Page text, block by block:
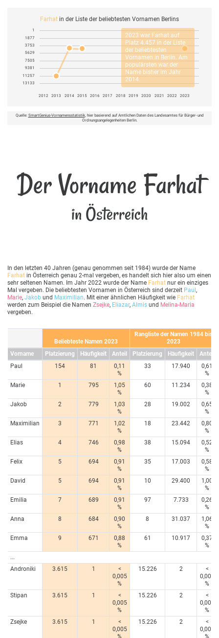
Farhat in der Liste der beliebtesten Vornamen Berlins
2023 war Farhatauf
Platz 4.457 in der Liste
der beliebtesten
Vornamen in Berlin. Am
populärsten war der
Name bisher im Jahr
2014.
1
1877
3753
5629
7505
9381
11257
13133
2012 2013 2014 2015 2016 2017 2018 2019 2020 2021 2022 2023
Quelle: SmartGenius-Vornamensstatistik, hier basierend auf Amtlichen Daten des Landesamtes für Bürger- und
Ordnungsangelegenheiten Berlin.
Der Vorname Farhat
in Österreich
In den letzten 40 Jahren (genau genommen seit 1984) wurde der Name
Farhat in Österreich genau 2-mal vergeben, es handelt sich hier also um einen
sehr seltenen Namen. Im Jahr 2022 wurde der Name Farhat nur ein einziges
Mal vergeben. Die beliebtesten Vornamen in Österreich sind derzeit Paul,
Marie, Jakob und Maximilian. Mit einer ähnlichen Häufigkeit wie Farhat
werden zum Beispiel die Namen Zsejke, Eliazar, Almis und Melina-Maria
vergeben.
Beliebteste Namen 2023
Rangliste der Namen 1984 bis
2023
Vorname
Platzierung Häufigkeit Anteil Platzierung Häufigkeit
Anteil
Paul
154 81
0,11
%
33 17.940
0,61
%
Marie
1 795
1,05
%
60 11.234
0,38
%
Jakob
2 779
1,03
%
28 19.002
0,65
%
Maximilian
3 771
1,02
%
18 23.442
0,80
%
Elias
4 746
0,98
%
38 15.094
0,52
%
Felix
5 694
0,91
%
35 17.003
0,58
%
David
5 694
0,91
%
10 29.400
1,00
%
Emilia
7 689
0,91
%
97 7.733
0,26
%
Anna
8 684
0,90
%
8 31.037
1,06
%
Emma
9 671
0,88
%
61 10.917
0,37
%
...
Androniki
3.615 1
<
0,005
%
15.226 2
<
0,005
%
Stipan
3.615 1
<
0,005
%
15.226 2
<
0,005
%
Zsejke
3.615 1
<
0,005
%
15.226 2
<
0,005
%